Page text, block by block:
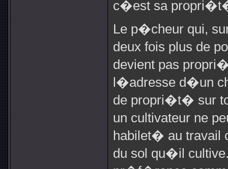
c�est sa
Le p�cheur qui,
deux fois plus de
devient pas
l�adresse d�un
de propri�t� sur
un cultivateur ne
habilet� au
du sol qu�il